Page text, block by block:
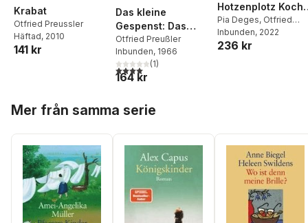
Krabat
Otfried Preussler
Häftad, 2010
141 kr
Das kleine
Gespenst: Das
kleine Gespenst
Otfried Preußler
Inbunden, 1966
4,0utav 5 stjärnor. Totalt antal röster:
(1)
164 kr
Hotzenplotz Koch-
und Backbuch
Pia Deges, Otfried
Preußler
Inbunden, 2022
236 kr
Mer från samma serie